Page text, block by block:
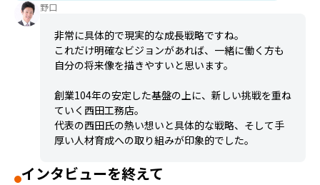
野口
非常に具体的で現実的な成長戦略ですね。
これだけ明確なビジョンがあれば、一緒に働く方も
自分の将来像を描きやすいと思います。
創業104年の安定した基盤の上に、新しい挑戦を重ね
ていく西田工務店。
代表の西田氏の熱い想いと具体的な戦略、そして手
厚い人材育成への取り組みが印象的でした。
インタビューを終えて